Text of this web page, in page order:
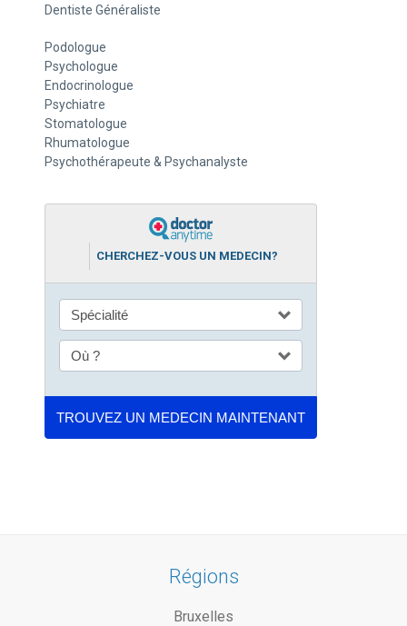
Dentiste Généraliste
Podologue
Psychologue
Endocrinologue
Psychiatre
Stomatologue
Rhumatologue
Psychothérapeute & Psychanalyste
CHERCHEZ-VOUS UN MEDECIN?
Régions
Bruxelles